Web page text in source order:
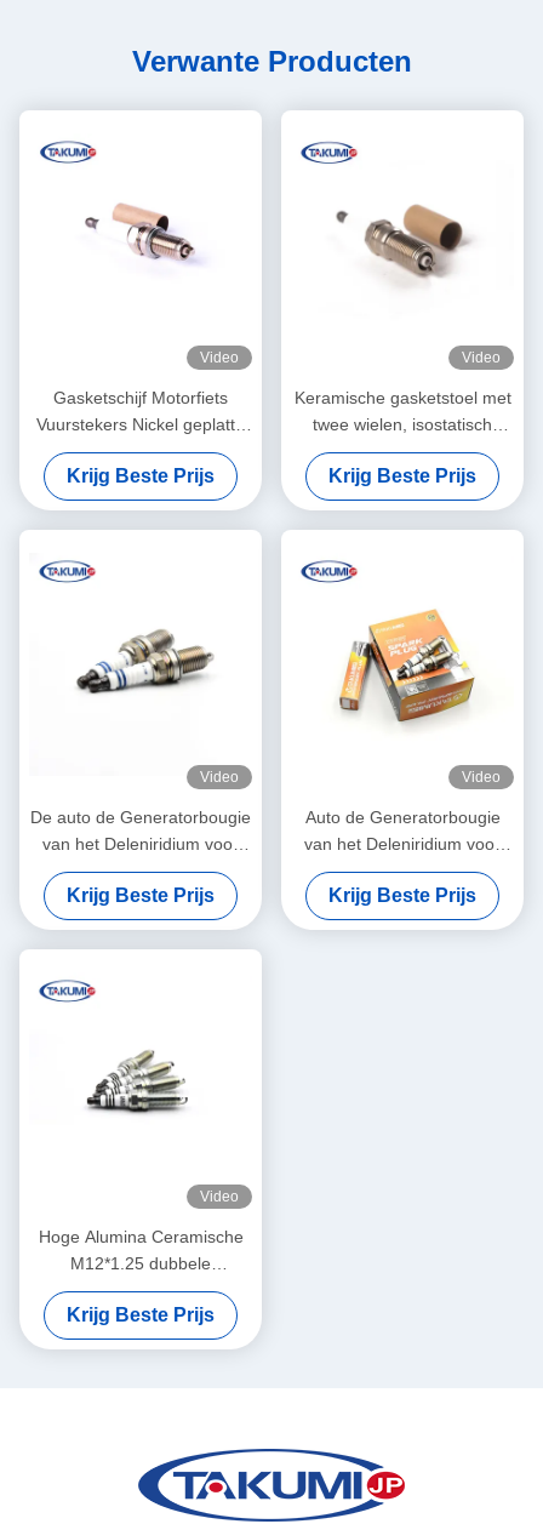
Verwante Producten
Video
Gasketschijf Motorfiets
Vuurstekers Nickel geplatte
elektrode voor 90CC 70CC
Krijg Beste Prijs
Video
Keramische gasketstoel met
twee wielen, isostatisch
drukend, met vonkstop
Krijg Beste Prijs
Video
De auto de Generatorbougie
van het Deleniridium voor
Toyoya-de Motor van het
Autogas Cdha/Cdhb
vervangt voor 5503 DR14YP
Krijg Beste Prijs
Video
Auto de Generatorbougie
van het Deleniridium voor
Toyoya-de Motor van het
Autogas Cdha
Krijg Beste Prijs
Video
Hoge Alumina Ceramische
M12*1.25 dubbele
Iridiumbougies voor motoren
Krijg Beste Prijs